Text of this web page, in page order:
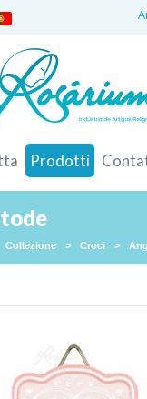
Prodotti
Collezione > Croci >